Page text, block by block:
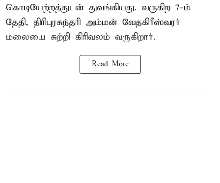
கொடியேற்றத்துடன் துவங்கியது. வருகிற 7-ம்
தேதி, திரிபுரசுந்தரி அம்மன் வேதகிரீஸ்வரர்
மலையை சுற்றி கிரிவலம் வருகிறார்.
Read More